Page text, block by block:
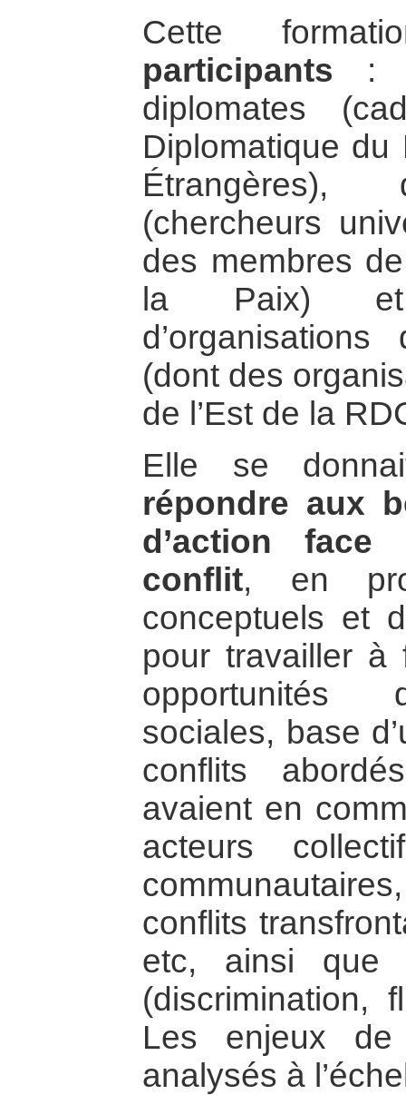
Cette
participants :
diplomates
Diplomatique du
Étrangères),
(chercheurs
des membres
la Paix) et
(dont des
de l’Est de la
Elle se
répondre aux
d’action
conflit, en
conceptuels et
pour travailler à
opportunités
sociales, base
conflits
avaient en
acteurs
conflits
etc, ainsi que
(discrimination,
Les enjeux
analysés à